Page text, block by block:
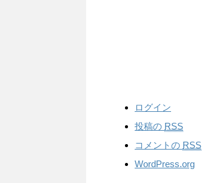
ログイン
投稿の RSS
コメントの RSS
WordPress.org